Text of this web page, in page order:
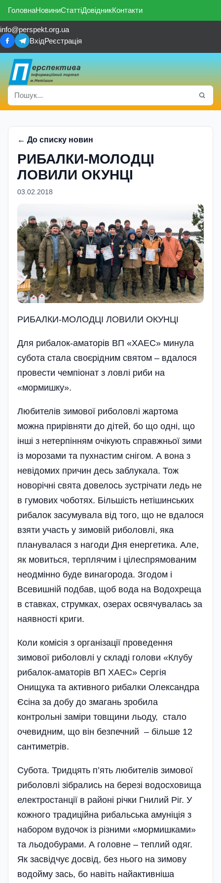
ГоловнаНовиниСтаттіДовідникКонтакти
info@perspekt.org.ua
ВхідРеєстрація
← До списку новин
РИБАЛКИ-МОЛОДЦI
ЛОВИЛИ ОКУНЦI
03.02.2018
РИБАЛКИ-МОЛОДЦI ЛОВИЛИ ОКУНЦI
Для рибалок-аматорів ВП «ХАЕС» минула
субота стала своєрідним святом – вдалося
провести чемпіонат з ловлі риби на
«мормишку».
Любителів зимової риболовлі жартома
можна прирівняти до дітей, бо що одні, що
інші з нетерпі­нням очікують справжньої зими
із морозами та пухнастим снігом. А вона з
невідомих причин десь заблукала. Тож
новорічні свята довелось зустрічати ледь не
в гумових чоботях. Більшість нетішинських
рибалок засумувала від того, що не вдалося
взяти участь у зимовій риболовлі, яка
планувалася з нагоди Дня енергетика. Але,
як мовиться, терплячим і цілеспрямованим
неодмінно буде винагорода. Згодом і
Всевишній подбав, щоб вода на Водохреща
в ставках, струмках, озерах освячувалась за
наявності криги.
Коли комісія з організації проведення
зимової риболовлі у складі голови «Клубу
рибалок-аматорів ВП ХАЕС» Сергія
Онищука та активного рибалки Олександра
Єсіна за добу до змагань зробила
контрольні заміри товщини льоду, стало
очевидним, що він безпечний – більше 12
сантиметрів.
Субота. Тридцять п’ять любителів зимової
риболовлі зібрались на березі водосховища
електро­станції в районі річки Гнилий Ріг. У
кожного традиційна рибальська амуніція з
набором вудочок із різними «мормишками»
та льодобурами. А головне – теплий одяг.
Як засвідчує досвід, без нього на зимову
водойму зась, бо навіть найактивніша